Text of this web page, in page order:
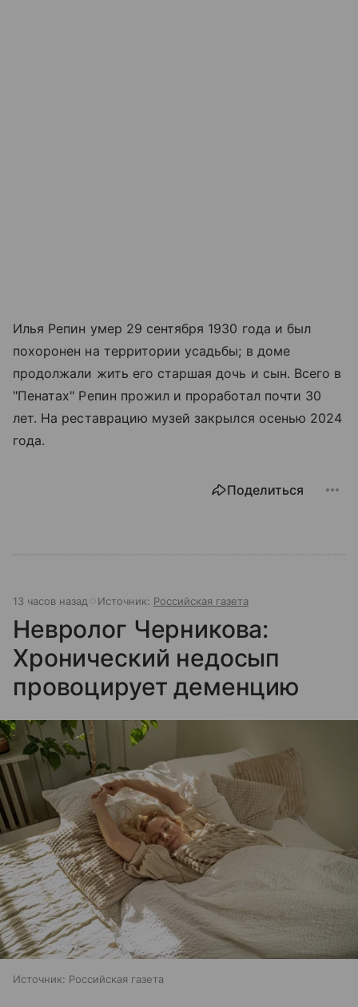
Илья Репин умер 29 сентября 1930 года и был
похоронен на территории усадьбы; в доме
продолжали жить его старшая дочь и сын. Всего в
"Пенатах" Репин прожил и проработал почти 30
лет. На реставрацию музей закрылся осенью 2024
года.
Поделиться
13 часов назад Источник: Российская газета
Невролог Черникова:
Хронический недосып
провоцирует деменцию
Источник: Российская газета